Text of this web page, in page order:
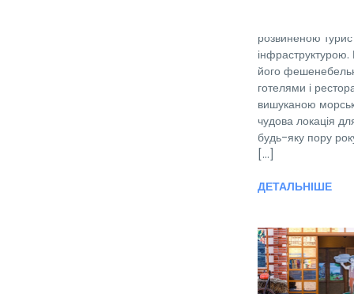
розвиненою
його
готелями і
вишуканою
чудова локація
будь-яку пору
[...]
ДЕТАЛЬНІШЕ